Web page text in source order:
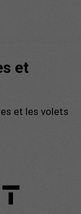
et
et les volets